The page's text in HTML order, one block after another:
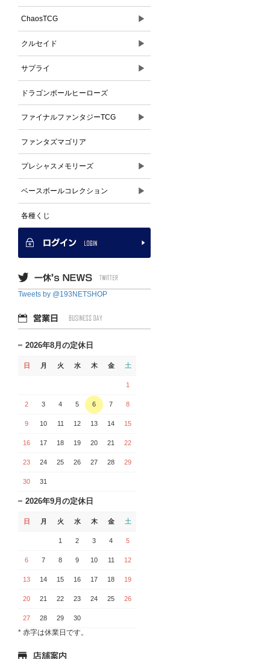
ChaosTCG ▶
クルセイド ▶
サプライ ▶
ドラゴンボールヒーローズ
ファイナルファンタジーTCG ▶
ファンタズマゴリア
プレシャスメモリーズ ▶
ベースボールコレクション ▶
各種くじ
Tweets by @193NETSHOP
2026年8月の定休日
日 月 火 水 木 金 土
1
2 3 4 5 6 7 8
9 10 11 12 13 14 15
16 17 18 19 20 21 22
23 24 25 26 27 28 29
30 31
2026年9月の定休日
日 月 火 水 木 金 土
1 2 3 4 5
6 7 8 9 10 11 12
13 14 15 16 17 18 19
20 21 22 23 24 25 26
27 28 29 30
* 赤字は休業日です。